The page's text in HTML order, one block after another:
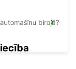
birojā?